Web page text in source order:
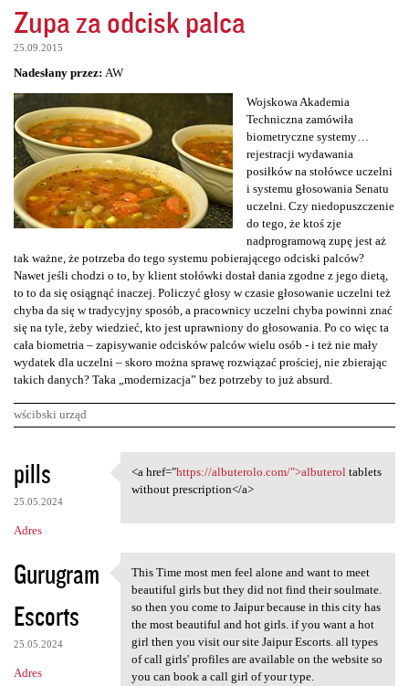
Zupa za odcisk palca
25.09.2015
Nadesłany przez: AW
Wojskowa Akademia
Techniczna zamówiła
biometryczne systemy…
rejestracji wydawania
posiłków na stołówce uczelni
i systemu głosowania Senatu
uczelni. Czy niedopuszczenie
do tego, że ktoś zje
nadprogramową zupę jest aż
tak ważne, że potrzeba do tego systemu pobierającego odciski palców?
Nawet jeśli chodzi o to, by klient stołówki dostał dania zgodne z jego dietą,
to to da się osiągnąć inaczej. Policzyć głosy w czasie głosowanie uczelni też
chyba da się w tradycyjny sposób, a pracownicy uczelni chyba powinni znać
się na tyle, żeby wiedzieć, kto jest uprawniony do głosowania. Po co więc ta
cała biometria – zapisywanie odcisków palców wielu osób - i też nie mały
wydatek dla uczelni – skoro można sprawę rozwiązać prościej, nie zbierając
takich danych? Taka „modernizacja” bez potrzeby to już absurd.
wścibski urząd
K
o
m
e
n
t
a
r
z
pills
25.05.2024
Adres
<a href="https://albuterolo
<a href="https://albuterolo.com/">albuteroltablets
without prescription</a>
Gurugram
Escorts
25.05.2024
Adres
This Time most men feel alone
This Time most men feel alone and want to meet
beautiful girls but they did not find their soulmate.
so then you come to Jaipur because in this city has
the most beautiful and hot girls. if you want a hot
girl then you visit our site Jaipur Escorts. all types
of call girls' profiles are available on the website so
you can book a call girl of your type.